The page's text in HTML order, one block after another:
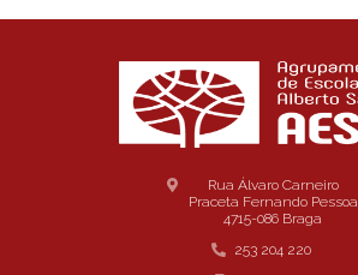
Rua Álvaro Carneiro
Praceta Fernando Pessoa
4715-086 Braga
253 204 220